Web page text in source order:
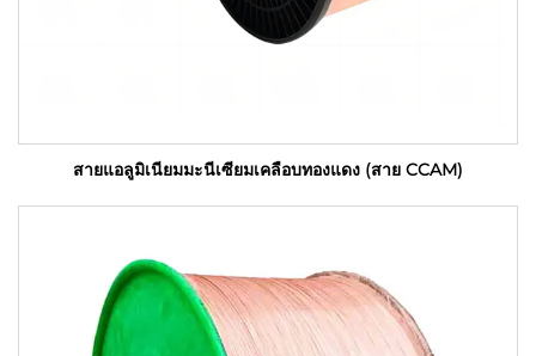
สายแอลูมิเนียมมะนีเซียมเคลือบทองแดง (สาย CCAM)